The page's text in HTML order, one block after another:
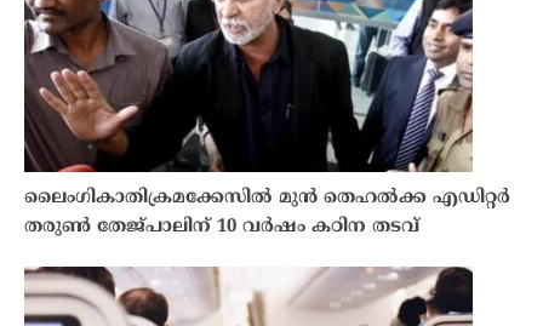
ലൈംഗികാതിക്രമക്കേസിൽ മുൻ തെഹൽക്ക എഡിറ്റർ
തരുണ്‍ തേജ്പാലിന് 10 വർഷം കഠിന തടവ്